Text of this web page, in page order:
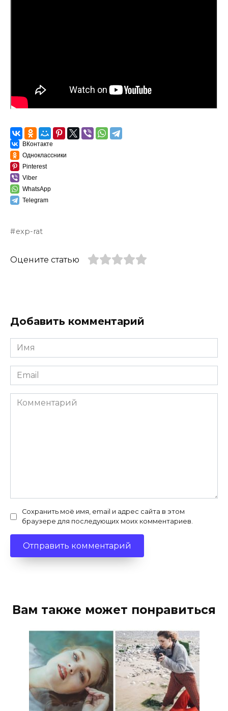
ВКонтакте
Одноклассники
Pinterest
Viber
WhatsApp
Telegram
exp-rat
Оцените статью
Добавить комментарий
Имя
*
Email
*
Комментарий
Сохранить моё имя, email и адрес сайта в этом
браузере для последующих моих комментариев.
Вам также может понравиться